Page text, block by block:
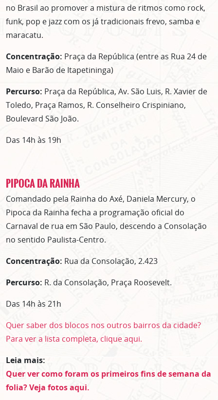
no Brasil ao promover a mistura de ritmos como rock,
funk, pop e jazz com os já tradicionais frevo, samba e
maracatu.
Concentração: Praça da República (entre as Rua 24 de
Maio e Barão de Itapetininga)
Percurso: Praça da República, Av. São Luis, R. Xavier de
Toledo, Praça Ramos, R. Conselheiro Crispiniano,
Boulevard São João.
Das 14h às 19h
PIPOCA DA RAINHA
Comandado pela Rainha do Axé, Daniela Mercury, o
Pipoca da Rainha fecha a programação oficial do
Carnaval de rua em São Paulo, descendo a Consolação
no sentido Paulista-Centro.
Concentração: Rua da Consolação, 2.423
Percurso: R. da Consolação, Praça Roosevelt.
Das 14h às 21h
Quer saber dos blocos nos outros bairros da cidade?
Para ver a lista completa, clique aqui.
Leia mais:
Quer ver como foram os primeiros fins de semana da
folia? Veja fotos aqui.